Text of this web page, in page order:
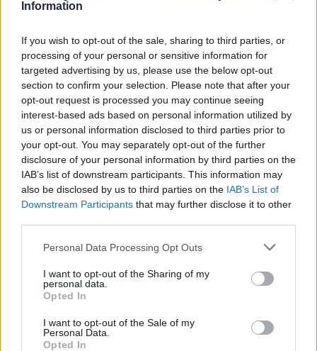
Information
If you wish to opt-out of the sale, sharing to third parties, or
processing of your personal or sensitive information for
targeted advertising by us, please use the below opt-out
section to confirm your selection. Please note that after your
opt-out request is processed you may continue seeing
interest-based ads based on personal information utilized by
us or personal information disclosed to third parties prior to
your opt-out. You may separately opt-out of the further
disclosure of your personal information by third parties on the
IAB’s list of downstream participants. This information may
also be disclosed by us to third parties on the IAB’s List of
Downstream Participants that may further disclose it to other
Personal Data Processing Opt Outs
I want to opt-out of the Sharing of my
personal data.
Opted In
I want to opt-out of the Sale of my
Personal Data.
Opted In
Aguas - Depuración y Tratamientos
e Industriales
Análisis de Aguas, Alimentos y Cosméticos
Control y Calidad de las Aguas
Tecnología de Procesos y Sistemas:
Análisis de Laboratorio
Asociaciones
Anaqua es miembro de:
Club Asturiano de Calidad
Perfil activo desde:26/01/2001
Última actualización: